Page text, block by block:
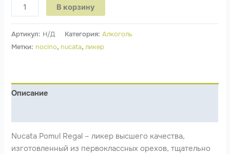
В корзину
Артикул: Н/Д Категория:Алкоголь
Метки: nocino, nucata,ликер
Описание
Nucata Pomul Regal – ликер высшего качества,
изготовленный из первоклассных орехов, тщательно